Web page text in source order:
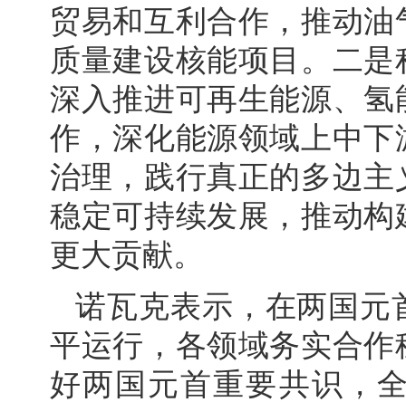
贸易和互利合作，推动
质量建设核能项目。二
深入推进可再生能源、
作，深化能源领域上中
治理，践行真正的多边
稳定可持续发展，推动
更大贡献。
诺瓦克表示，在两国元
平运行，各领域务实合
好两国元首重要共识，